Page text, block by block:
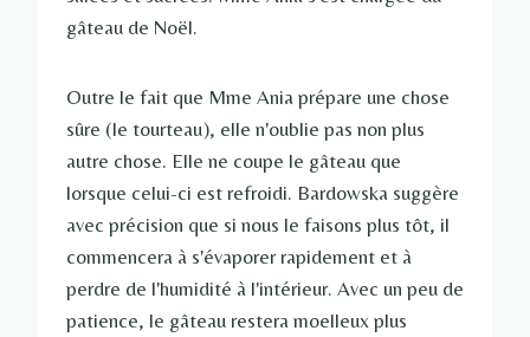
gâteau de Noël.
Outre le fait que Mme Ania prépare une chose
sûre (le tourteau), elle n'oublie pas non plus
autre chose. Elle ne coupe le gâteau que
lorsque celui-ci est refroidi. Bardowska suggère
avec précision que si nous le faisons plus tôt, il
commencera à s'évaporer rapidement et à
perdre de l'humidité à l'intérieur. Avec un peu de
patience, le gâteau restera moelleux plus